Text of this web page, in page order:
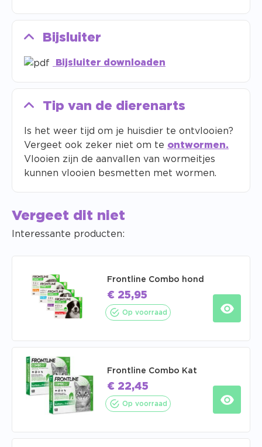
Bijsluiter
Bijsluiter downloaden
Tip van de dierenarts
Is het weer tijd om je huisdier te ontvlooien?
Vergeet ook zeker niet om te ontwormen.
Vlooien zijn de aanvallen van wormeitjes
kunnen vlooien besmetten met wormen.
Vergeet dit niet
Interessante producten:
Frontline Combo hond
€ 25,95
Op voorraad
Frontline Combo Kat
€ 22,45
Op voorraad